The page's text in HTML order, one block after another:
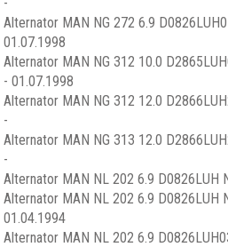
Alternator MAN NG 272 6.9
01.07.1998
Alternator MAN NG 312 10.0
- 01.07.1998
Alternator MAN NG 312 12.0
-
Alternator MAN NG 313 12.0
-
Alternator MAN NL 202 6.9 D0826LUH
Alternator MAN NL 202 6.9 D0826LUH
01.04.1994
Alternator MAN NL 202 6.9